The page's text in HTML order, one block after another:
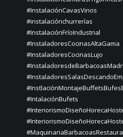
#InstalaciónCavasVinos
#instalaciónchurrerías
#InstalaciónFríoIndustrial
#InstaladoresCocinasAltaGama
#InstaladoresCocinasLujo
#IntalaciónBufets